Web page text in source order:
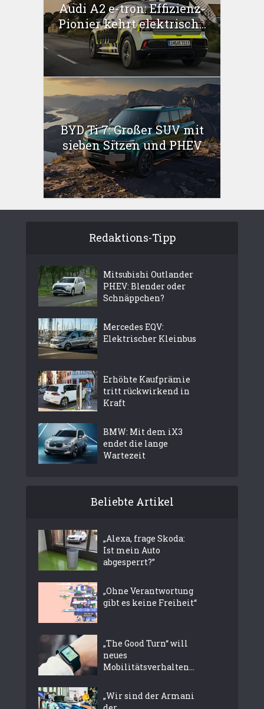
Audi A2 e-tron: Effizienz-
Pionier kehrt elektrisch...
BYD Ti 7: Großer SUV mit
sieben Sitzen und PHEV
Redaktions-Tipp
Mitsubishi Outlander
PHEV: Blender oder
Schnäppchen?
Mercedes EQV:
Elektrischer Kleinbus
Erhöhte Kaufprämie
tritt rückwirkend in
Kraft
BMW: Mit dem iX3
endet die lange
Wartezeit
Beliebte Artikel
„Alexa, frage Skoda:
Ist mein Auto
abgesperrt?”
„Ohne Verantwortung
gibt es keine Freiheit“
„The Good Turn“ will
neues
Mobilitätsverhalten...
„Wir sind der Armani